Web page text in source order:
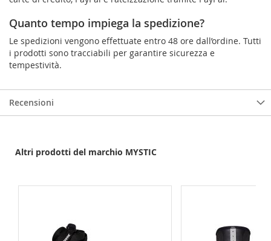
Quanto tempo impiega la spedizione?
Le spedizioni vengono effettuate entro 48 ore dall’ordine. Tutti
i prodotti sono tracciabili per garantire sicurezza e
tempestività.
Recensioni
Altri prodotti del marchio MYSTIC